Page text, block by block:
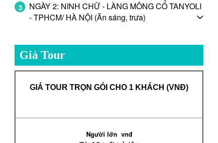
3
NGÀY 2: NINH CHỮ - LÀNG MÔNG CỔ TANYOLI
- TPHCM/ HÀ NỘI (Ăn sáng, trưa)
Giá Tour
GIÁ TOUR TRỌN GÓI CHO 1 KHÁCH (VNĐ)
Người lớn vnđ